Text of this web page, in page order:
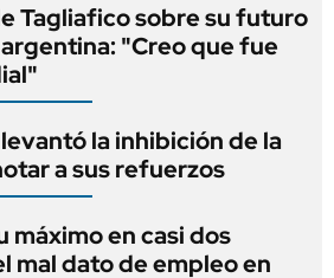
Tagliafico sobre su futuro
"Creo que fue
la inhibición de la
a sus refuerzos
máximo en casi dos
mal dato de empleo en